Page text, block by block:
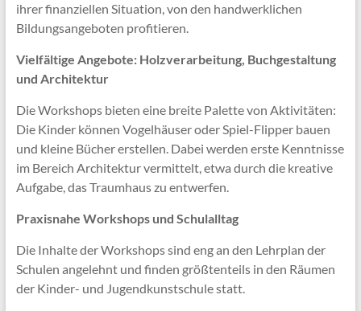
ihrer finanziellen Situation, von den handwerklichen
Bildungsangeboten profitieren.
Vielfältige Angebote: Holzverarbeitung, Buchgestaltung
und Architektur
Die Workshops bieten eine breite Palette von Aktivitäten:
Die Kinder können Vogelhäuser oder Spiel-Flipper bauen
und kleine Bücher erstellen. Dabei werden erste Kenntnisse
im Bereich Architektur vermittelt, etwa durch die kreative
Aufgabe, das Traumhaus zu entwerfen.
Praxisnahe Workshops und Schulalltag
Die Inhalte der Workshops sind eng an den Lehrplan der
Schulen angelehnt und finden größtenteils in den Räumen
der Kinder- und Jugendkunstschule statt.